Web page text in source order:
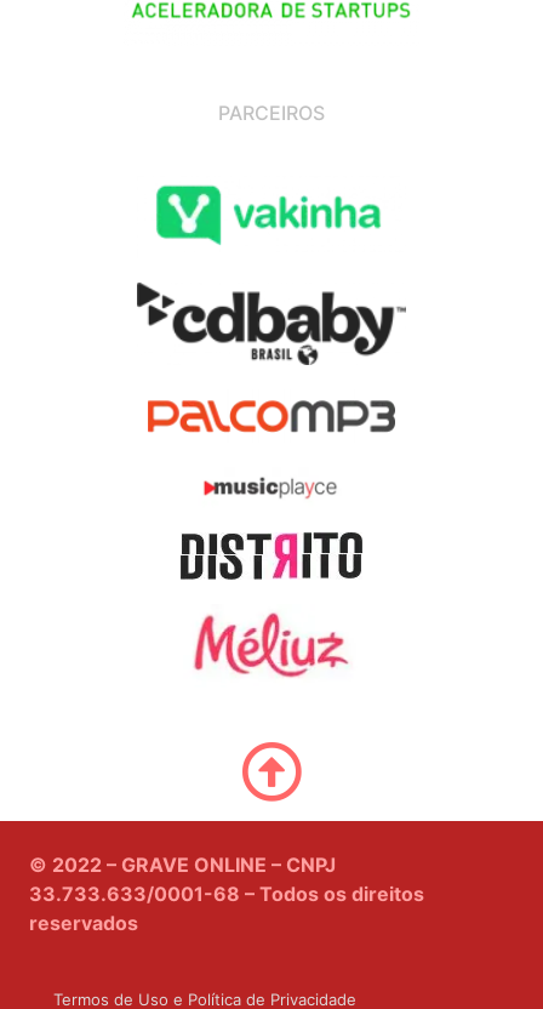
PARCEIROS
© 2022 – GRAVE ONLINE – CNPJ
33.733.633/0001-68 – Todos os direitos
reservados
Termos de Uso e Política de Privacidade